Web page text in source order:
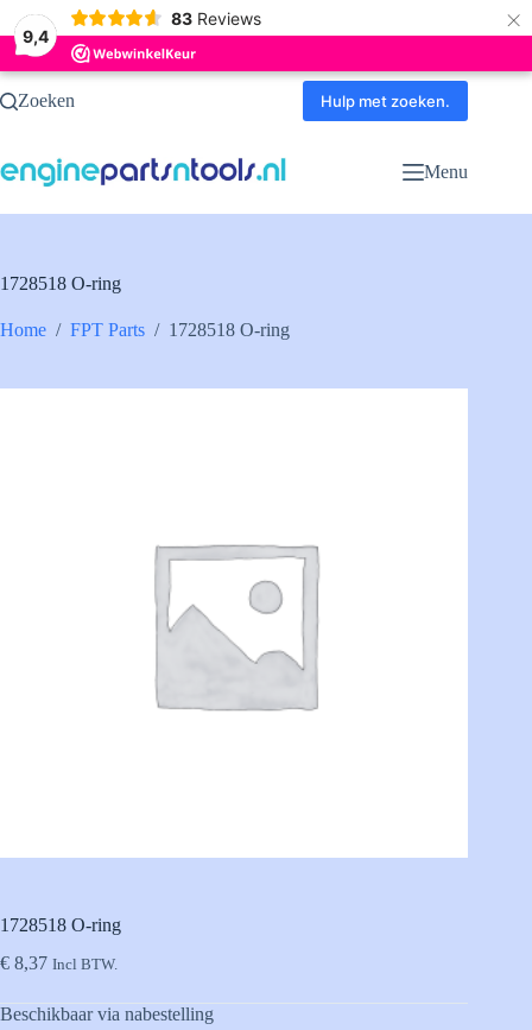
9,4
83 Reviews ×
Ga
naarZoeken Hulp met zoeken.
Menu
1728518 O-ring
Home / FPT Parts / 1728518 O-ring
1728518 O-ring
€ 8,37 Incl BTW.
Beschikbaar via nabestelling